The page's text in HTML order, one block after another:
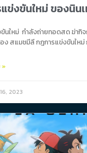
ข่งขันใหม่ ของนิน
นใหม่ กําลังถ่ายทอดสด ฆ่ากิ
สแมชมีลี กฎการแข่งขันใหม่
»
2023